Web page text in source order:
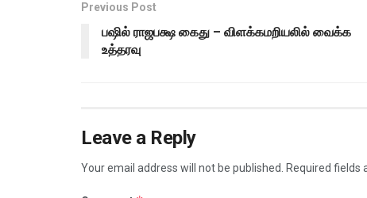
Previous Post
பஷில் ராஜபக்ஷ கைது – விளக்கமறியலில் வைக்க
உத்தரவு
Leave a Reply
Your email address will not be published. Required fields